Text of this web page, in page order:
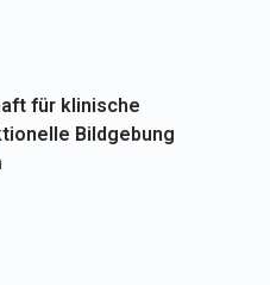
für klinische
Bildgebung